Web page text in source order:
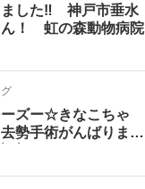
した‼ 神戸市垂水
！ 虹の森動物病院
ズー☆きなこちゃ
勢手術がんばりまし